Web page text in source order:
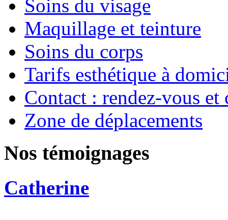
Soins du visage
Maquillage et teinture
Soins du corps
Tarifs esthétique à
Contact : rendez-vous et
Zone de déplacements
Nos témoignages
Catherine